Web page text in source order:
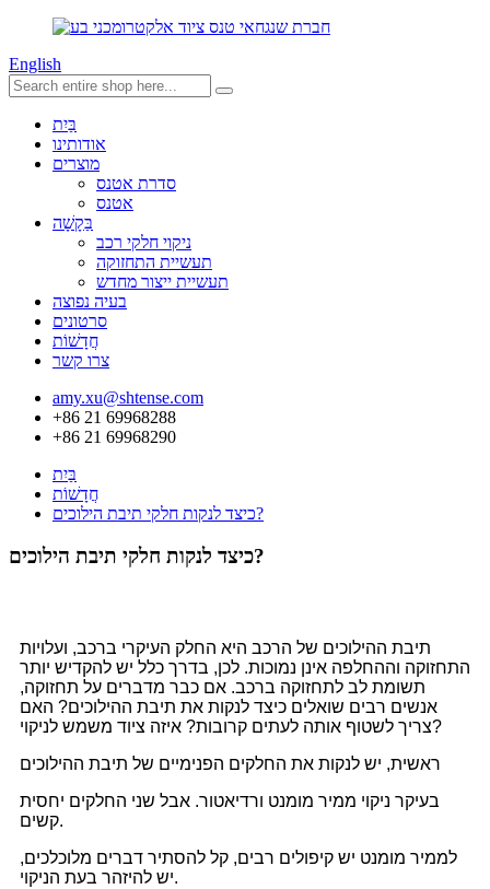
English
בַּיִת
אודותינו
מוצרים
סדרת אטנס
אטנס
בַּקָשָׁה
ניקוי חלקי רכב
תעשיית התחזוקה
תעשיית ייצור מחדש
בעיה נפוצה
סרטונים
חֲדָשׁוֹת
צרו קשר
amy.xu@shtense.com
+86 21 69968288
+86 21 69968290
בַּיִת
חֲדָשׁוֹת
כיצד לנקות חלקי תיבת הילוכים?
כיצד לנקות חלקי תיבת הילוכים?
תיבת ההילוכים של הרכב היא החלק העיקרי ברכב, ועלויות
התחזוקה וההחלפה אינן נמוכות. לכן, בדרך כלל יש להקדיש יותר
תשומת לב לתחזוקה ברכב. אם כבר מדברים על תחזוקה,
אנשים רבים שואלים כיצד לנקות את תיבת ההילוכים? האם
צריך לשטוף אותה לעתים קרובות? איזה ציוד משמש לניקוי?
ראשית, יש לנקות את החלקים הפנימיים של תיבת ההילוכים
בעיקר ניקוי ממיר מומנט ורדיאטור. אבל שני החלקים יחסית
קשים.
לממיר מומנט יש קיפולים רבים, קל להסתיר דברים מלוכלכים,
יש להיזהר בעת הניקוי.